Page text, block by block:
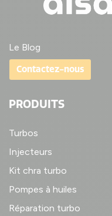
Le Blog
Contactez-nous
PRODUITS
Turbos
Injecteurs
Kit chra turbo
Pompes à huiles
Réparation turbo